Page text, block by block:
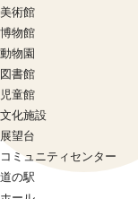
美術館
博物館
動物園
図書館
児童館
文化施設
展望台
コミュニティセンター
道の駅